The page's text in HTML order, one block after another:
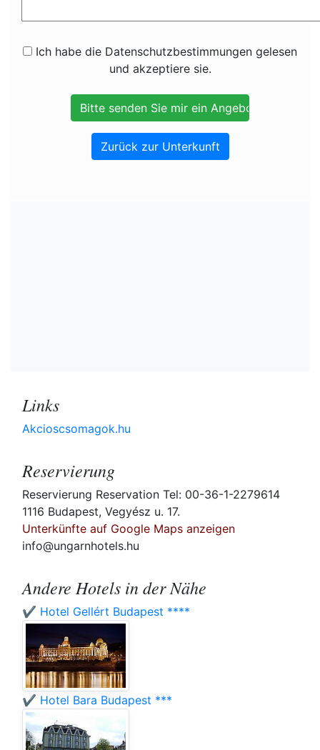
Ich habe die Datenschutzbestimmungen gelesen
und akzeptiere sie.
Zurück zur Unterkunft
Links
Akcioscsomagok.hu
Reservierung
Reservierung Reservation Tel: 00-36-1-2279614
1116 Budapest, Vegyész u. 17.
Unterkünfte auf Google Maps anzeigen
info@ungarnhotels.hu
Andere Hotels in der Nähe
✔️ Hotel Gellért Budapest ****
✔️ Hotel Bara Budapest ***